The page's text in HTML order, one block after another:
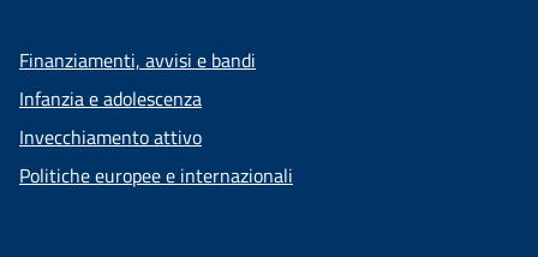
Finanziamenti, avvisi e bandi
Infanzia e adolescenza
Invecchiamento attivo
Politiche europee e internazionali